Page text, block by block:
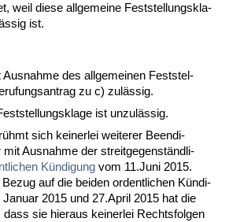
weil die­se all­ge­mei­ne Fest­stel­lungs­kla­
ist.
Aus­nah­me des all­ge­mei­nen Fest­stel­
zu c) zulässig.
ist un­zulässig.
sich kei­ner­lei wei­te­rer Be­en­di­
mit Aus­nah­me der streit­ge­genständ­li­
Kündi­gung vom 11.Ju­ni 2015.
auf die bei­den or­dent­li­chen Kündi­
2015 und 27.April 2015 hat die
dass sie hier­aus kei­ner­lei Rechts­fol­gen